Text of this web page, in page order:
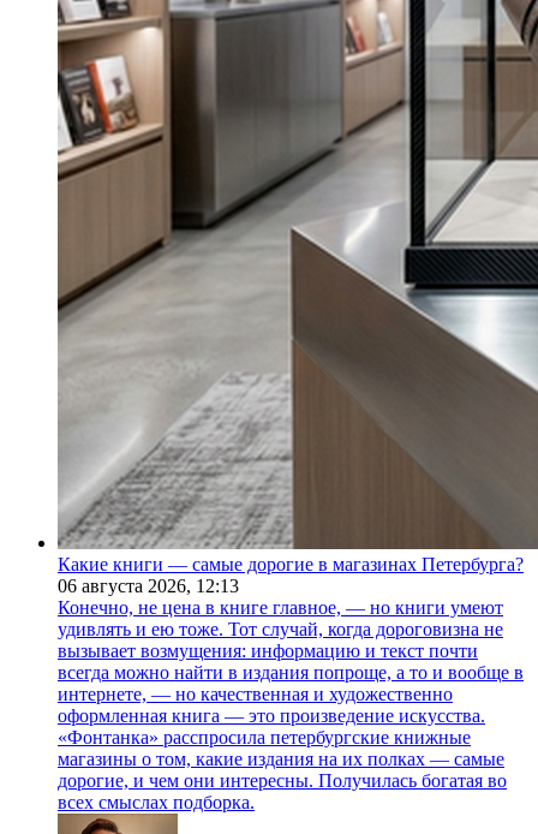
Какие книги — самые дорогие в магазинах Петербурга?
06 августа 2026, 12:13
Конечно, не цена в книге главное, — но книги умеют
удивлять и ею тоже. Тот случай, когда дороговизна не
вызывает возмущения: информацию и текст почти
всегда можно найти в издания попроще, а то и вообще в
интернете, — но качественная и художественно
оформленная книга — это произведение искусства.
«Фонтанка» расспросила петербургские книжные
магазины о том, какие издания на их полках — самые
дорогие, и чем они интересны. Получилась богатая во
всех смыслах подборка.